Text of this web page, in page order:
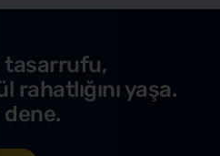
tasarrufu,
rahatlığını yaşa.
dene.